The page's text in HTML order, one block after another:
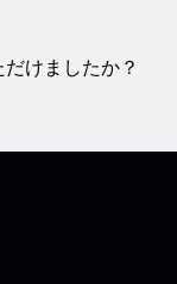
けましたか？